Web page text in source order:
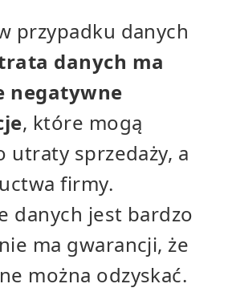
przypadku danych
danych ma
negatywne
, które mogą
utraty sprzedaży, a
firmy.
danych jest bardzo
ma gwarancji, że
można odzyskać.